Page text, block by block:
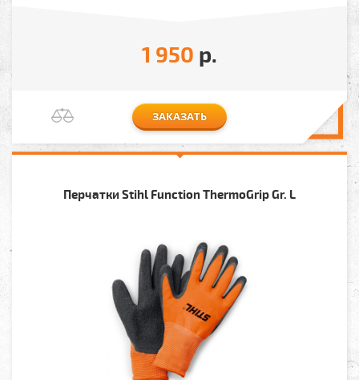
1 950 р.
ЗАКАЗАТЬ
Перчатки Stihl Function ThermoGrip Gr. L